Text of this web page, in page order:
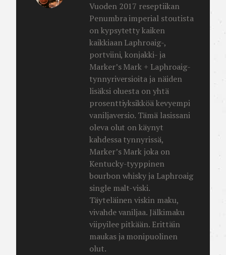
Vuoden 2017 reseptiikan
Penumbra imperial stoutista
on kypsytetty kaiken
kaikkiaan Laphroaig-,
portviini, konjakki- ja
Marker’s Mark + Laphroaig-
tynnyriversioita ja näiden
lisäksi oluesta on yhtä
prosenttiyksikköä kevyempi
vaniljaversio. Tämä lasissani
oleva olut on käynyt
kahdessa tynnyrissä,
Marker’s Mark joka on
Kentucky-tyyppinen
bourbon whisky ja Laphroaig
single malt-viski.
Täyteläinen viskin maku,
vivahde vaniljaa. Jälkimaku
viipyilee pitkään. Erittäin
maukas ja monipuolinen
olut.